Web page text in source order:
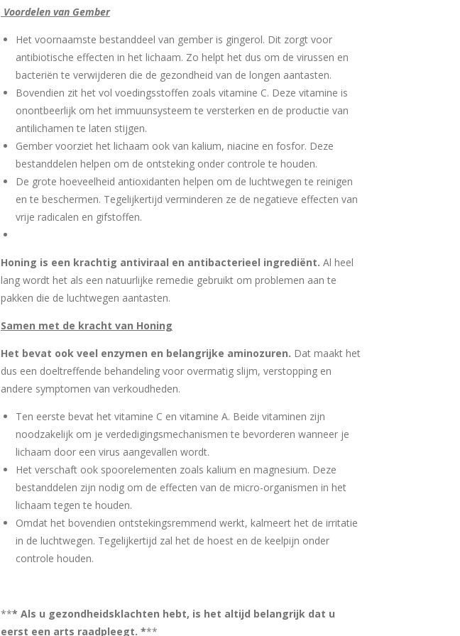
Voordelen van Gember
Het voornaamste bestanddeel van gember is gingerol. Dit zorgt voor
antibiotische effecten in het lichaam. Zo helpt het dus om de virussen en
bacteriën te verwijderen die de gezondheid van de longen aantasten.
Bovendien zit het vol voedingsstoffen zoals vitamine C. Deze vitamine is
onontbeerlijk om het immuunsysteem te versterken en de productie van
antilichamen te laten stijgen.
Gember voorziet het lichaam ook van kalium, niacine en fosfor. Deze
bestanddelen helpen om de ontsteking onder controle te houden.
De grote hoeveelheid antioxidanten helpen om de luchtwegen te reinigen
en te beschermen. Tegelijkertijd verminderen ze de negatieve effecten van
vrije radicalen en gifstoffen.
Honing is een krachtig antiviraal en antibacterieel ingrediënt. Al heel
lang wordt het als een natuurlijke remedie gebruikt om problemen aan te
pakken die de luchtwegen aantasten.
Samen met de kracht van Honing
Het bevat ook veel enzymen en belangrijke aminozuren. Dat maakt het
dus een doeltreffende behandeling voor overmatig slijm, verstopping en
andere symptomen van verkoudheden.
Ten eerste bevat het vitamine C en vitamine A. Beide vitaminen zijn
noodzakelijk om je verdedigingsmechanismen te bevorderen wanneer je
lichaam door een virus aangevallen wordt.
Het verschaft ook spoorelementen zoals kalium en magnesium. Deze
bestanddelen zijn nodig om de effecten van de micro-organismen in het
lichaam tegen te houden.
Omdat het bovendien ontstekingsremmend werkt, kalmeert het de irritatie
in de luchtwegen. Tegelijkertijd zal het de hoest en de keelpijn onder
controle houden.
*** Als u gezondheidsklachten hebt, is het altijd belangrijk dat u
eerst een arts raadpleegt. ***